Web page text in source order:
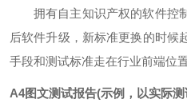
拥有自主知识产权的软件控
后软件升级，新标准更换的时候
手段和测试标准走在行业前端位置
A4图文测试报告(示例，以实际